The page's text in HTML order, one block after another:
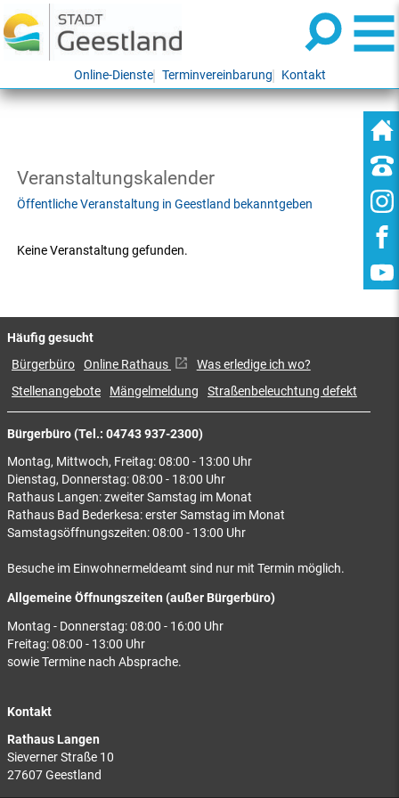
Online-Dienste Terminvereinbarung Kontakt
Veranstaltungskalender
Öffentliche Veranstaltung in Geestland bekanntgeben
Keine Veranstaltung gefunden.
Bürgerbüro (Tel.: 04743 937-2300)
Montag, Mittwoch, Freitag: 08:00 - 13:00 Uhr
Dienstag, Donnerstag: 08:00 - 18:00 Uhr
Rathaus Langen: zweiter Samstag im Monat
Rathaus Bad Bederkesa: erster Samstag im Monat
Samstagsöffnungszeiten: 08:00 - 13:00 Uhr
Besuche im Einwohnermeldeamt sind nur mit Termin möglich.
Allgemeine Öffnungszeiten (außer Bürgerbüro)
Montag - Donnerstag: 08:00 - 16:00 Uhr
Freitag: 08:00 - 13:00 Uhr
sowie Termine nach Absprache.
Kontakt
Rathaus Langen
Sieverner Straße 10
27607 Geestland
Häufig gesucht
Bürgerbüro Online Rathaus
Was erledige ich wo?
Stellenangebote
Mängelmeldung Straßenbeleuchtung defekt